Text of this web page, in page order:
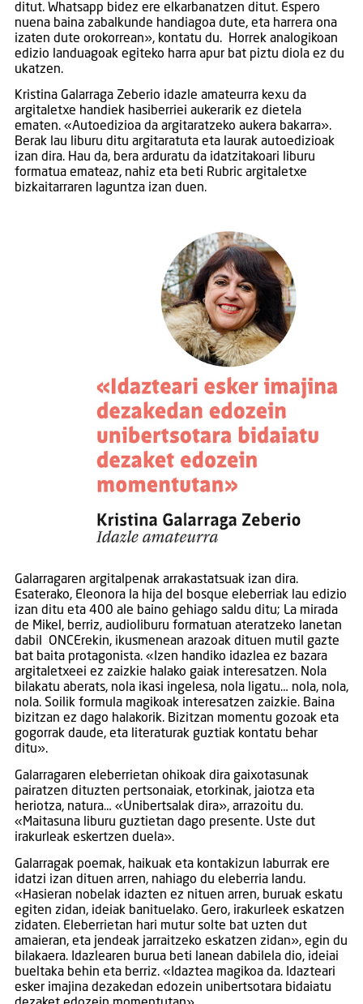
ditut. Whatsapp bidez ere elkarbanatzen ditut. Espero
nuena baina zabalkunde handiagoa dute, eta harrera ona
izaten dute orokorrean», kontatu du. Horrek analogikoan
edizio landuagoak egiteko harra apur bat piztu diola ez du
ukatzen.
Kristina Galarraga Zeberio idazle amateurra kexu da
argitaletxe handiek hasiberriei aukerarik ez dietela
ematen. «Autoedizioa da argitaratzeko aukera bakarra».
Berak lau liburu ditu argitaratuta eta laurak autoedizioak
izan dira. Hau da, bera arduratu da idatzitakoari liburu
formatua emateaz, nahiz eta beti Rubric argitaletxe
bizkaitarraren laguntza izan duen.
Galarragaren argitalpenak arrakastatsuak izan dira.
Esaterako, Eleonora la hija del bosque eleberriak lau edizio
izan ditu eta 400 ale baino gehiago saldu ditu; La mirada
de Mikel, berriz, audioliburu formatuan ateratzeko lanetan
dabil ONCErekin, ikusmenean arazoak dituen mutil gazte
bat baita protagonista. «Izen handiko idazlea ez bazara
argitaletxeei ez zaizkie halako gaiak interesatzen. Nola
bilakatu aberats, nola ikasi ingelesa, nola ligatu… nola, nola,
nola. Soilik formula magikoak interesatzen zaizkie. Baina
bizitzan ez dago halakorik. Bizitzan momentu gozoak eta
gogorrak daude, eta literaturak guztiak kontatu behar
ditu».
Galarragaren eleberrietan ohikoak dira gaixotasunak
pairatzen dituzten pertsonaiak, etorkinak, jaiotza eta
heriotza, natura… «Unibertsalak dira», arrazoitu du.
«Maitasuna liburu guztietan dago presente. Uste dut
irakurleak eskertzen duela».
Galarragak poemak, haikuak eta kontakizun laburrak ere
idatzi izan dituen arren, nahiago du eleberria landu.
«Hasieran nobelak idazten ez nituen arren, buruak eskatu
egiten zidan, ideiak banituelako. Gero, irakurleek eskatzen
zidaten. Eleberrietan hari mutur solte bat uzten dut
amaieran, eta jendeak jarraitzeko eskatzen zidan», egin du
bilakaera. Idazlearen burua beti lanean dabilela dio, ideiai
bueltaka behin eta berriz. «Idaztea magikoa da. Idazteari
esker imajina dezakedan edozein unibertsotara bidaiatu